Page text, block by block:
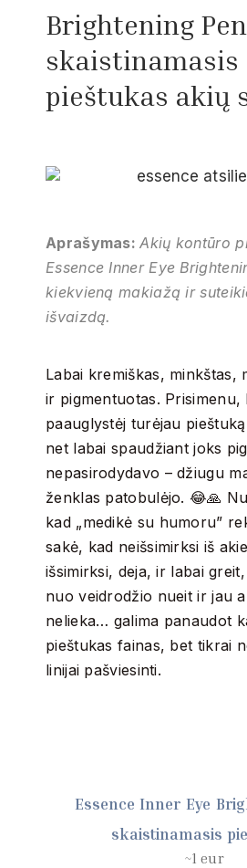
Brightening Pen
skaistinamasis
pieštukas akių
Aprašymas:Akių kontūro
Essence Inner Eye
kiekvieną makiažą ir
išvaizdą.
Labai kremiškas, minkštas,
ir pigmentuotas. Prisimenu,
paauglystėj turėjau
net labai spaudžiant joks
nepasirodydavo – džiugu
ženklas patobulėjo. 😂🙏
kad „medikė su humoru”
sakė, kad neišsimirksi iš
išsimirksi, deja, ir labai
nuo veidrodžio nueit ir jau
nelieka… galima panaudot
pieštukas fainas, bet tikrai
linijai pašviesinti.
Essence Inner Eye
skaistinamasis
~1 eur